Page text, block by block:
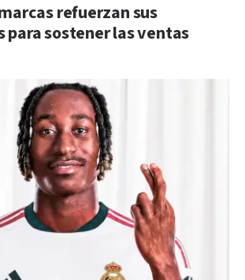
refuerzan sus
para sostener las ventas